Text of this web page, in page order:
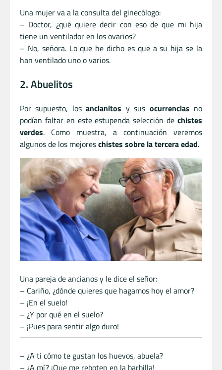
Una mujer va a la consulta del ginecólogo:
– Doctor, ¿qué quiere decir con eso de que mi hija
tiene un ventilador en los ovarios?
– No, señora. Lo que he dicho es que a su hija se la
han ventilado uno o varios.
2. Abuelitos
Por supuesto, losancianitos y sus ocurrencias no
podían faltar en este estupenda selección de chistes
verdes. Como muestra, a continuación veremos
algunos de los mejoreschistes sobre la tercera edad.
Una pareja de ancianos y le dice el señor:
– Cariño, ¿dónde quieres que hagamos hoy el amor?
– ¡En el suelo!
– ¿Y por qué en el suelo?
– ¡Pues para sentir algo duro!
– ¿A ti cómo te gustan los huevos, abuela?
– ¿A mí? ¡Que me reboten en la barbilla!